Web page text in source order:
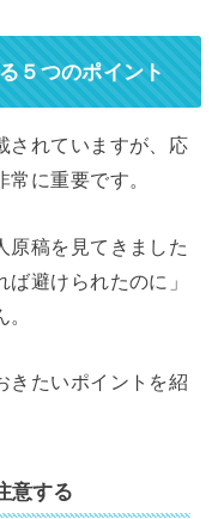
５つのポイント
されていますが、応
に重要です。
原稿を見てきました
避けられたのに」
きたいポイントを紹
意する